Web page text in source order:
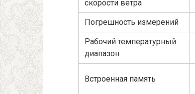
скорости ветра
Погрешность измерений
Рабочий температурный
диапазон
Встроенная память